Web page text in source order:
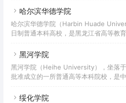
共占地69.6万平方米，建筑面积44.8万
元，下设8个二级学院、3个教学部，开
509人，有全日制在校生9484人。
哈尔滨华德学院
哈尔滨华德学院（Harbin Huade
日制普通本科高校，是黑龙江省高等教
用技术大学（学院）联盟35所理事单位
黑河学院
黑河学院（Heihe University），坐落
批准成立的一所普通高等本科院校，是
合培养本科生项目”单位、是黑龙江省特
绥化学院